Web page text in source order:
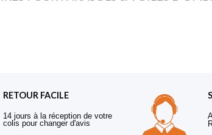
RETOUR FACILE
14 jours à la réception de votre
colis pour changer d'avis